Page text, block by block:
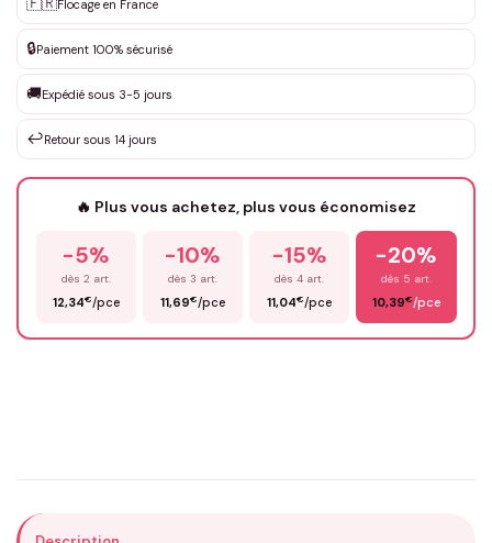
✨
DEVIS GRATUIT · Personnalisation de 3 à 10€ selon la demande
Que souhaitez-vous ?*
Votre texte / idée*
Prénom*
Flocage en France
🔒Paiement 100% sécurisé
🚚Expédié sous 3-5 jours
↩️Retour sous 14 jours
🔥 Plus vous achetez, plus vous économisez
-5%
dès 2 art.
12,34€/pce
-10%
dès 3 art.
11,69€/pce
-15%
dès 4 art.
11,04€/pce
-20%
dès 5 art.
10,39€/pce